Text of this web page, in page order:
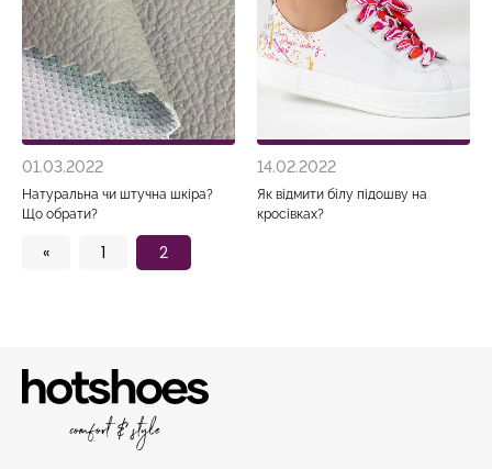
Перейти
01.03.2022
Натуральна чи штучна шкіра?
Що обрати?
Перейти
14.02.2022
Як відмити білу підошву на
кросівках?
« 1 2